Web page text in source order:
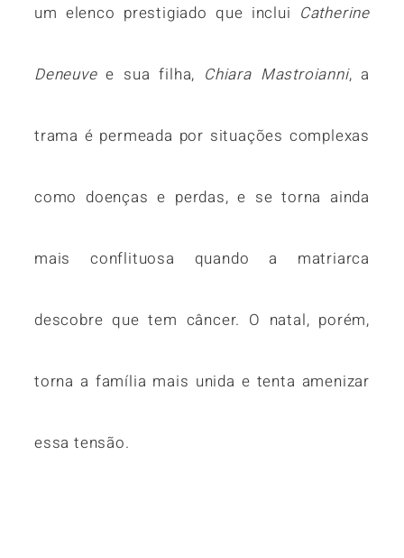
um elenco prestigiado que inclui Catherine
Deneuvee sua filha, Chiara Mastroianni, a
trama é permeada por situações complexas
como doenças e perdas, e se torna ainda
mais conflituosa quando a matriarca
descobre que tem câncer. O natal, porém,
torna a família mais unida e tenta amenizar
essa tensão.